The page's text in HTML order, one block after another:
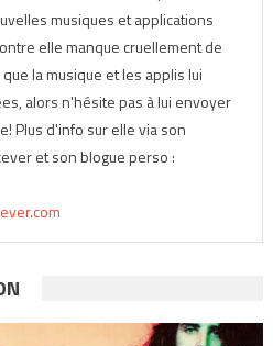
musiques et applications
elle manque cruellement de
la musique et les applis lui
alors n'hésite pas à lui envoyer
Plus d'info sur elle via son
et son blogue perso :